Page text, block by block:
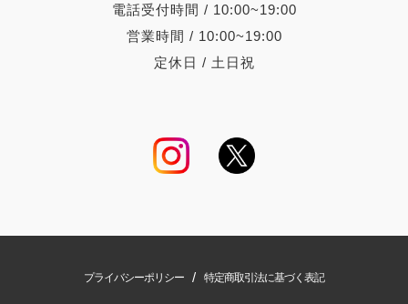
電話受付時間 / 10:00~19:00
営業時間 / 10:00~19:00
定休日 / 土日祝
プライバシーポリシー / 特定商取引法に基づく表記